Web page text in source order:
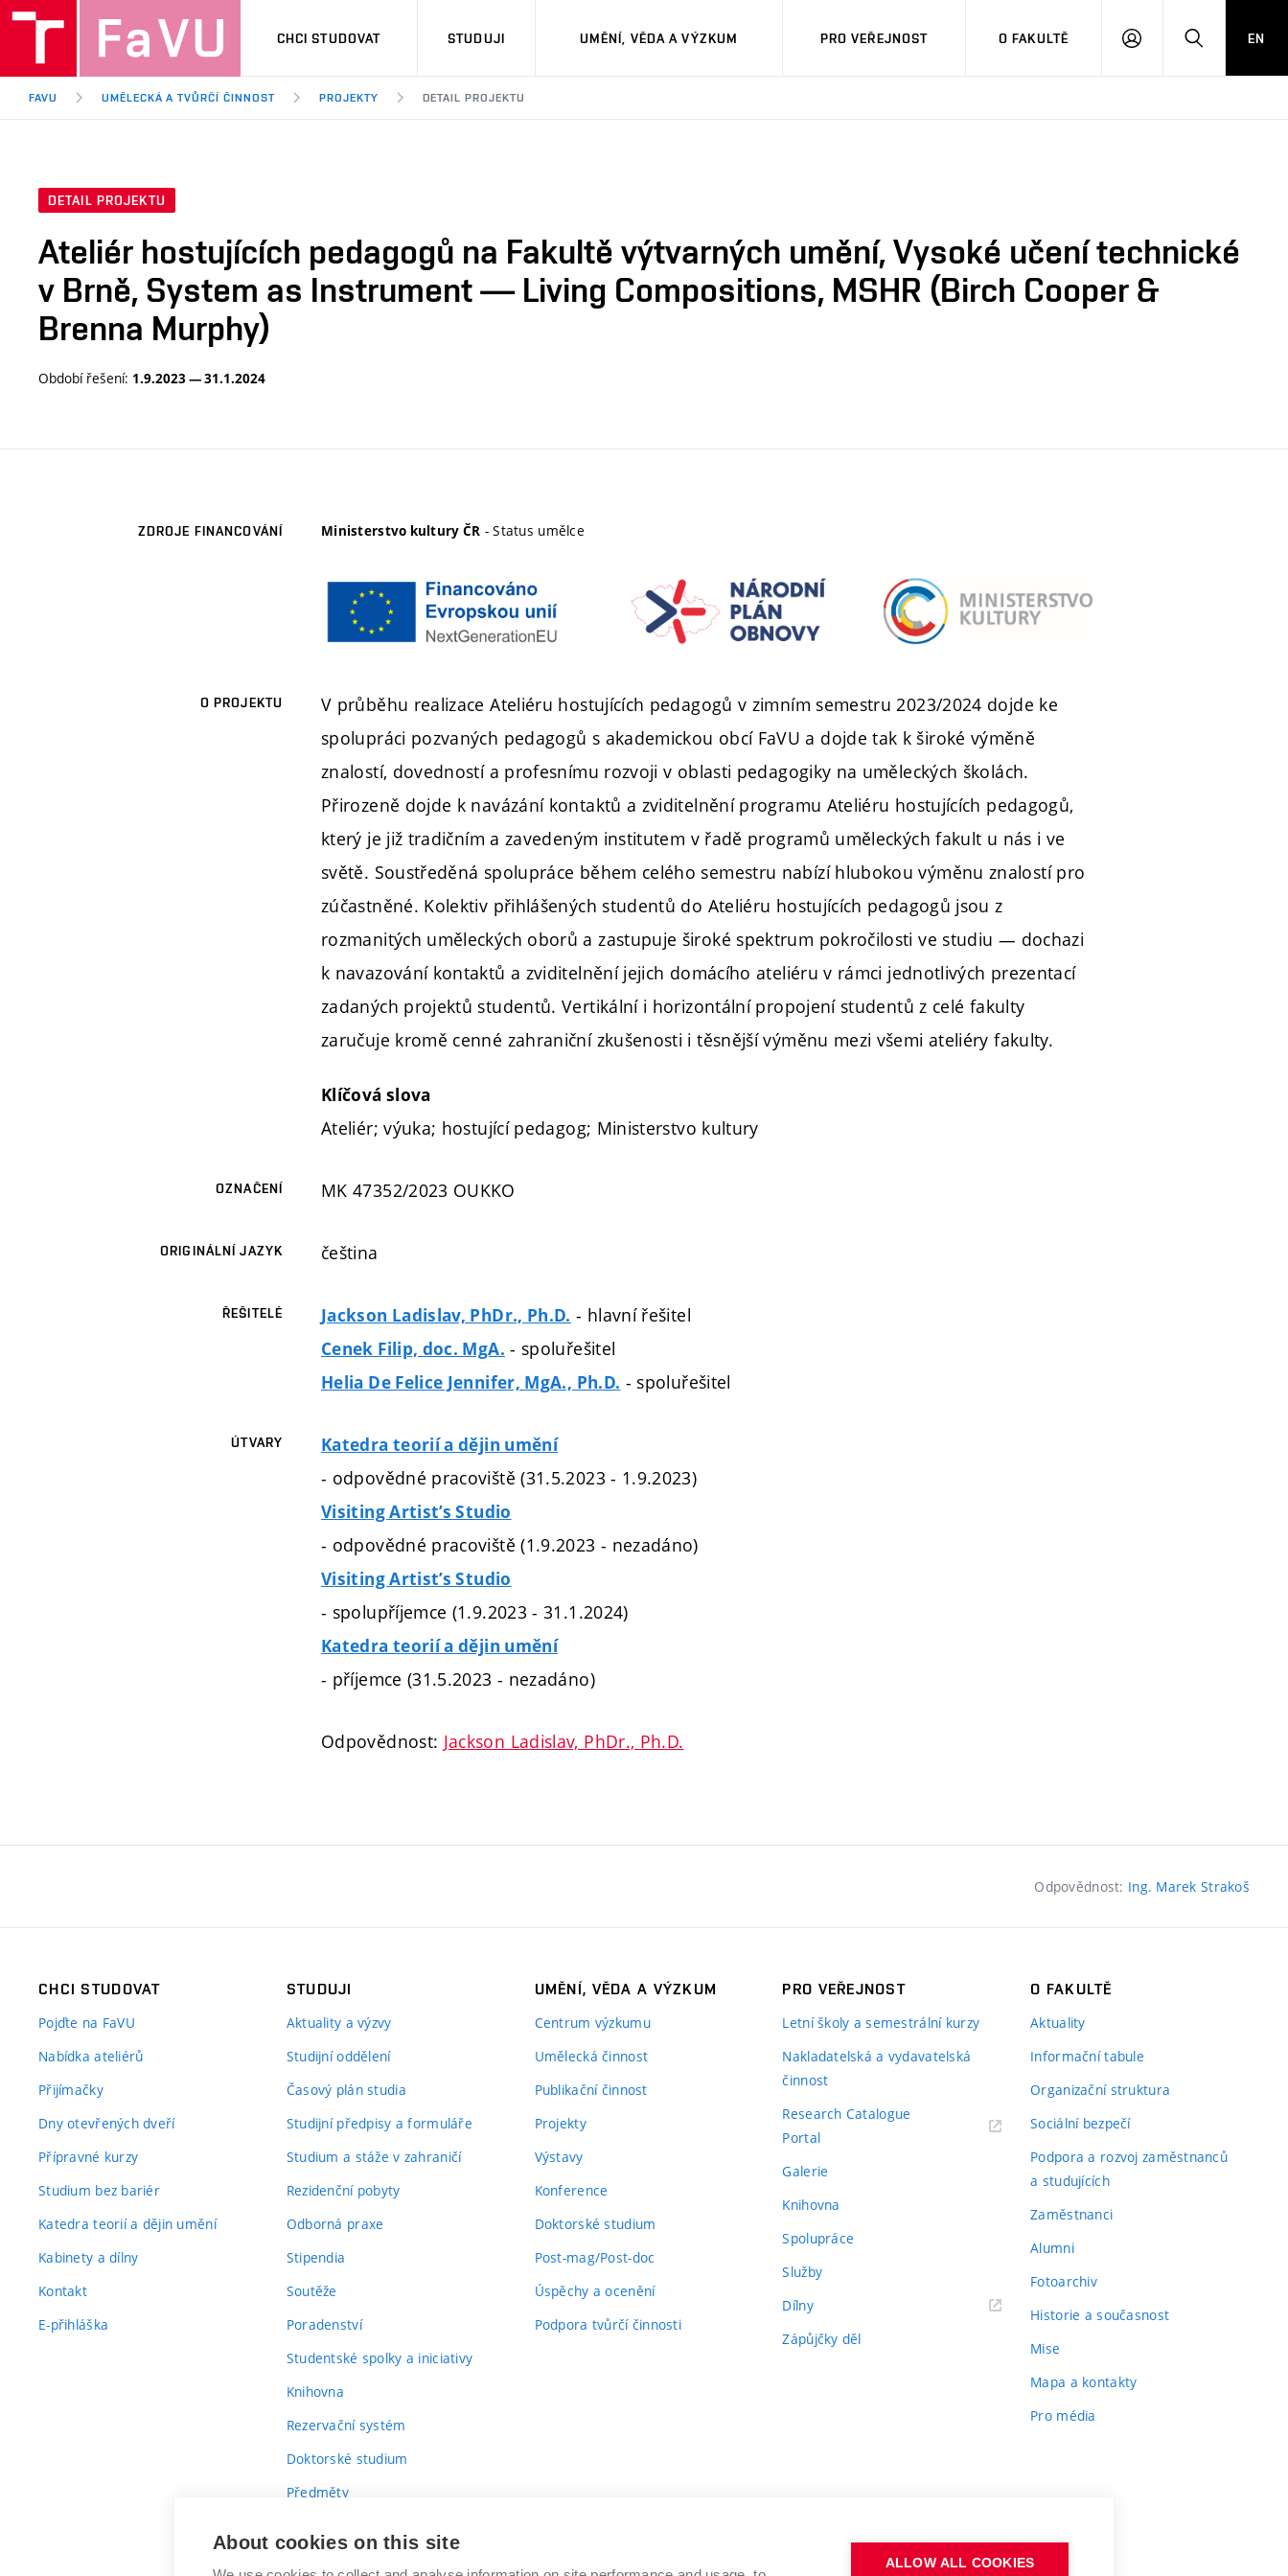
CHCI STUDOVAT STUDUJI UMĚNÍ, VĚDA A VÝZKUM PRO VEŘEJNOST O FAKULTĚ
PŘIHLÁSITHLEDAT
EN
FAVU UMĚLECKÁ A TVŮRČÍ ČINNOST PROJEKTY DETAIL PROJEKTU
DETAIL PROJEKTU
Ateliér hostujících pedagogů na Fakultě výtvarných umění, Vysoké učení technické
v Brně, System as Instrument — Living Compositions, MSHR (Birch Cooper &
Brenna Murphy)
Období řešení: 1.9.2023 — 31.1.2024
ZDROJE FINANCOVÁNÍ Ministerstvo kultury ČR - Status umělce
O PROJEKTU
V průběhu realizace Ateliéru hostujících pedagogů v zimním semestru 2023/2024 dojde ke
spolupráci pozvaných pedagogů s akademickou obcí FaVU a dojde tak k široké výměně
znalostí, dovedností a profesnímu rozvoji v oblasti pedagogiky na uměleckých školách.
Přirozeně dojde k navázání kontaktů a zviditelnění programu Ateliéru hostujících pedagogů,
který je již tradičním a zavedeným institutem v řadě programů uměleckých fakult u nás i ve
světě. Soustředěná spolupráce během celého semestru nabízí hlubokou výměnu znalostí pro
zúčastněné. Kolektiv přihlášených studentů do Ateliéru hostujících pedagogů jsou z
rozmanitých uměleckých oborů a zastupuje široké spektrum pokročilosti ve studiu — dochazi
k navazování kontaktů a zviditelnění jejich domácího ateliéru v rámci jednotlivých prezentací
zadaných projektů studentů. Vertikální i horizontální propojení studentů z celé fakulty
zaručuje kromě cenné zahraniční zkušenosti i těsnější výměnu mezi všemi ateliéry fakulty.
Klíčová slova
Ateliér; výuka; hostující pedagog; Ministerstvo kultury
OZNAČENÍ MK 47352/2023 OUKKO
ORIGINÁLNÍ JAZYK čeština
ŘEŠITELÉ Jackson Ladislav, PhDr., Ph.D. - hlavní řešitel
Cenek Filip, doc. MgA. - spoluřešitel
Helia De Felice Jennifer, MgA., Ph.D. - spoluřešitel
ÚTVARY Katedra teorií a dějin umění
- odpovědné pracoviště (31.5.2023 - 1.9.2023)
Visiting Artist’s Studio
- odpovědné pracoviště (1.9.2023 - nezadáno)
Visiting Artist’s Studio
- spolupříjemce (1.9.2023 - 31.1.2024)
Katedra teorií a dějin umění
- příjemce (31.5.2023 - nezadáno)
Odpovědnost: Jackson Ladislav, PhDr., Ph.D.
Odpovědnost: Ing. Marek Strakoš
CHCI STUDOVAT
Pojďte na FaVU
Nabídka ateliérů
Přijímačky
Dny otevřených dveří
Přípravné kurzy
Studium bez bariér
Katedra teorií a dějin umění
Kabinety a dílny
Kontakt
E-přihláška
STUDUJI
Aktuality a výzvy
Studijní oddělení
Časový plán studia
Studijní předpisy a formuláře
Studium a stáže v zahraničí
Rezidenční pobyty
Odborná praxe
Stipendia
Soutěže
Poradenství
Studentské spolky a iniciativy
Knihovna
Rezervační systém
Doktorské studium
Předměty
UMĚNÍ, VĚDA A VÝZKUM
Centrum výzkumu
Umělecká činnost
Publikační činnost
Projekty
Výstavy
Konference
Doktorské studium
Post-mag/Post-doc
Úspěchy a ocenění
Podpora tvůrčí činnosti
PRO VEŘEJNOST
Letní školy a semestrální kurzy
Nakladatelská a vydavatelská
činnost
Research Catalogue
Portal
Galerie
Knihovna
Spolupráce
Služby
Dílny
Zápůjčky děl
O FAKULTĚ
Aktuality
Informační tabule
Organizační struktura
Sociální bezpečí
Podpora a rozvoj zaměstnanců
a studujících
Zaměstnanci
Alumni
Fotoarchiv
Historie a současnost
Mise
Mapa a kontakty
Pro média
About cookies on this site
ALLOW ALL COOKIES